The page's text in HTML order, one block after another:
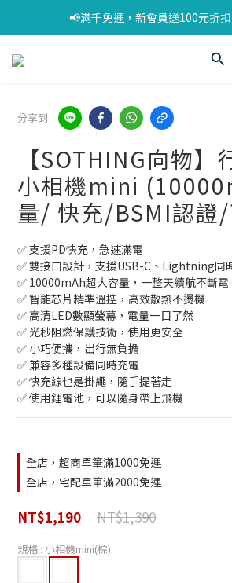
📢滿千免運，新會員送100元折
分享到
【SOTHING向物】
小相機mini
量/ 快充/BSMI認證
✅ 支援PD快充，急速滿電
✅ 雙接口設計，支援USB-C、Lightning同
✅ 10000mAh超大容量，一整天續航不斷電
✅ 智能芯片精準溫控，高效散熱不燙機
✅ 高清LED數顯螢幕，電量一目了然
✅ 光秒阻燃保護技術，使用更安全
✅ 小巧便攜，出行無負擔
✅ 兼容多種設備同時充電
✅ 快充線也是掛繩，隨手提著走
✅ 使用鋰電池，可以隨身帶上飛機
全店，超商單筆滿1000免運
全店，宅配單筆滿2000免運
NT$1,390
NT$1,190
規格 : 小相機mini(棕)